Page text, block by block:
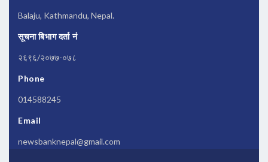
Balaju, Kathmandu, Nepal.
सूचना बिभाग दर्ता नं
२६९६/२०७७-०७८
Phone
014588245
Email
newsbanknepal@gmail.com